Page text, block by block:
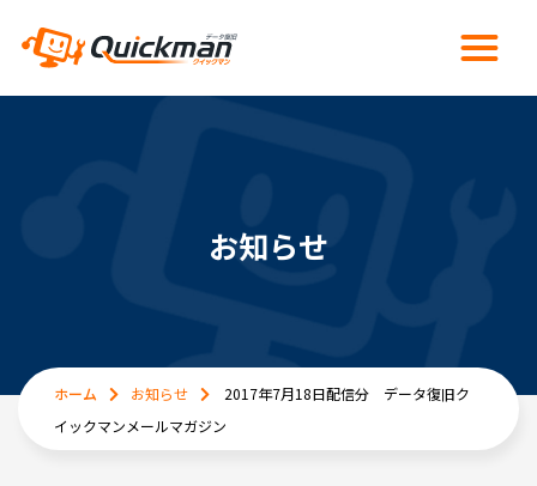
お知らせ
ホーム お知らせ
2017年7月18日配信分 データ復旧ク
イックマンメールマガジン